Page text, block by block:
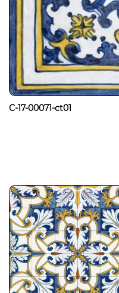
C-17-00071-ct01